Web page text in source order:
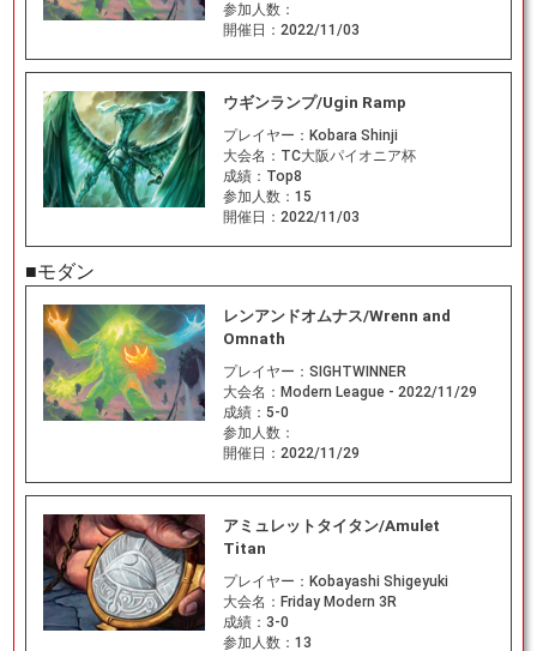
参加人数：
開催日： 2022/11/03
ウギンランプ/Ugin Ramp
プレイヤー： Kobara Shinji
大会名： TC大阪パイオニア杯
成績： Top8
参加人数： 15
開催日： 2022/11/03
■モダン
レンアンドオムナス/Wrenn and
Omnath
プレイヤー： SIGHTWINNER
大会名： Modern League - 2022/11/29
成績： 5-0
参加人数：
開催日： 2022/11/29
アミュレットタイタン/Amulet
Titan
プレイヤー： Kobayashi Shigeyuki
大会名： Friday Modern 3R
成績： 3-0
参加人数： 13